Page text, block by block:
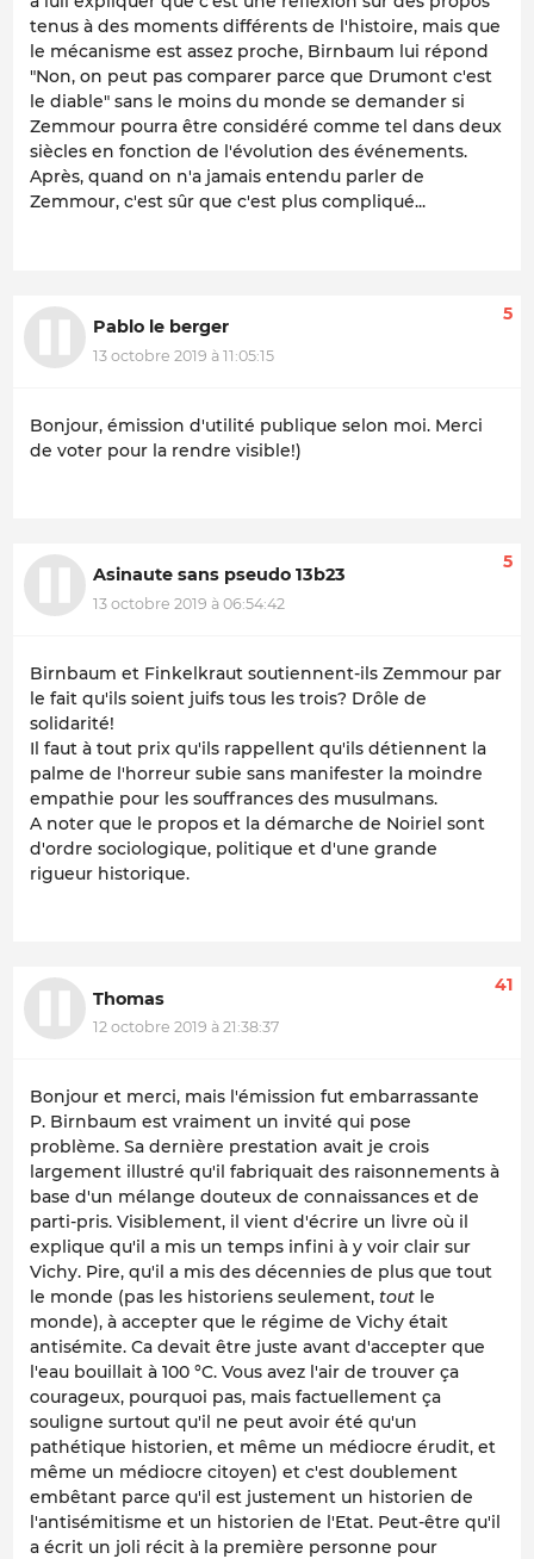
tenus à des moments différents de l'histoire, mais que
le mécanisme est assez proche, Birnbaum lui répond
"Non, on peut pas comparer parce que Drumont c'est
le diable" sans le moins du monde se demander si
Zemmour pourra être considéré comme tel dans deux
siècles en fonction de l'évolution des événements.
Après, quand on n'a jamais entendu parler de
Zemmour, c'est sûr que c'est plus compliqué...
Pablo le berger
13 octobre 2019 à 11:05:15
5
Bonjour, émission d'utilité publique selon moi. Merci
de voter pour la rendre visible!)
Asinaute sans pseudo 13b23
13 octobre 2019 à 06:54:42
5
Birnbaum et Finkelkraut soutiennent-ils Zemmour par
le fait qu'ils soient juifs tous les trois? Drôle de
solidarité!
Il faut à tout prix qu'ils rappellent qu'ils détiennent la
palme de l'horreur subie sans manifester la moindre
empathie pour les souffrances des musulmans.
A noter que le propos et la démarche de Noiriel sont
d'ordre sociologique, politique et d'une grande
rigueur historique.
Thomas
12 octobre 2019 à 21:38:37
41
Bonjour et merci, mais l'émission fut embarrassante
P. Birnbaum est vraiment un invité qui pose
problème. Sa dernière prestation avait je crois
largement illustré qu'il fabriquait des raisonnements à
base d'un mélange douteux de connaissances et de
parti-pris. Visiblement, il vient d'écrire un livre où il
explique qu'il a mis un temps infini à y voir clair sur
Vichy. Pire, qu'il a mis des décennies de plus que tout
le monde (pas les historiens seulement, tout le
monde), à accepter que le régime de Vichy était
antisémite. Ca devait être juste avant d'accepter que
l'eau bouillait à 100 °C. Vous avez l'air de trouver ça
courageux, pourquoi pas, mais factuellement ça
souligne surtout qu'il ne peut avoir été qu'un
pathétique historien, et même un médiocre érudit, et
même un médiocre citoyen) et c'est doublement
embêtant parce qu'il est justement un historien de
l'antisémitisme et un historien de l'Etat. Peut-être qu'il
a écrit un joli récit à la première personne pour